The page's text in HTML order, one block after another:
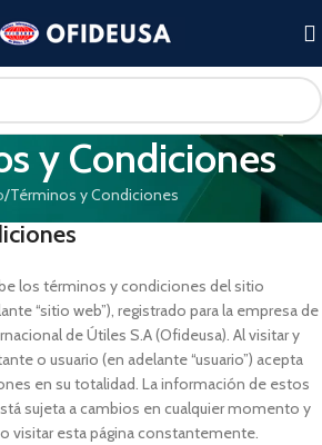
y Condiciones
Términos y Condiciones
los términos y condiciones del sitio
“sitio web”), registrado para la empresa de
de Útiles S.A (Ofideusa). Al visitar y
o usuario (en adelante “usuario”) acepta
en su totalidad. La información de estos
sujeta a cambios en cualquier momento y
visitar esta página constantemente.